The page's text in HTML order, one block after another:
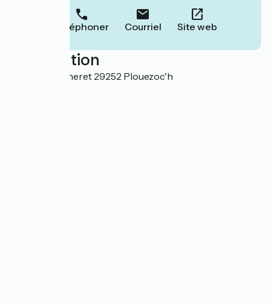
Téléphoner Courriel Site web
Localisation
Moulin de Caneret 29252 Plouezoc'h